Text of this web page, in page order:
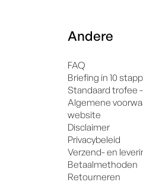
Andere
FAQ
Briefing in 10
Standaard trofee
Algemene
website
Disclaimer
Privacybeleid
Verzend- en
Betaalmethoden
Retourneren